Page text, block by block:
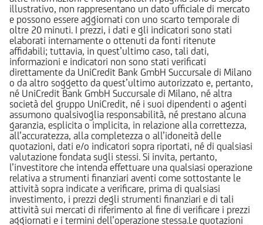
illustrativo, non rappresentano un dato ufficiale di mercato
e possono essere aggiornati con uno scarto temporale di
oltre 20 minuti. I prezzi, i dati e gli indicatori sono stati
elaborati internamente o ottenuti da fonti ritenute
affidabili; tuttavia, in quest’ultimo caso, tali dati,
informazioni e indicatori non sono stati verificati
direttamente da UniCredit Bank GmbH Succursale di Milano
o da altro soggetto da quest’ultimo autorizzato e, pertanto,
né UniCredit Bank GmbH Succursale di Milano, né altra
società del gruppo UniCredit, né i suoi dipendenti o agenti
assumono qualsivoglia responsabilità, né prestano alcuna
garanzia, esplicita o implicita, in relazione alla correttezza,
all’accuratezza, alla completezza o all’idoneità delle
quotazioni, dati e/o indicatori sopra riportati, né di qualsiasi
valutazione fondata sugli stessi. Si invita, pertanto,
l’investitore che intenda effettuare una qualsiasi operazione
relativa a strumenti finanziari aventi come sottostante le
attività sopra indicate a verificare, prima di qualsiasi
investimento, i prezzi degli strumenti finanziari e di tali
attività sui mercati di riferimento al fine di verificare i prezzi
aggiornati e i termini dell’operazione stessa.Le quotazioni